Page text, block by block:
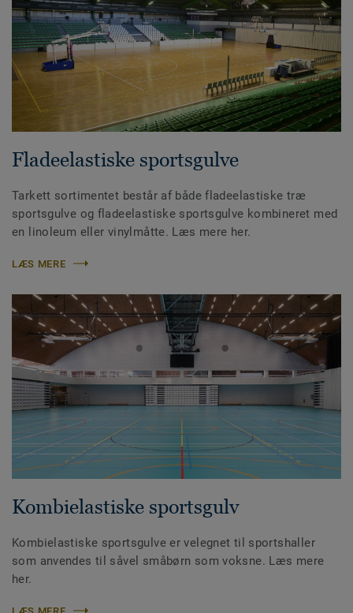
Fladeelastiske sportsgulve
Tarkett sortimentet består af både fladeelastiske træ
sportsgulve og fladeelastiske sportsgulve kombineret med
en linoleum eller vinylmåtte. Læs mere her.
LÆS MERE
Kombielastiske sportsgulv
Kombielastiske sportsgulve er velegnet til sportshaller
som anvendes til såvel småbørn som voksne. Læs mere
her.